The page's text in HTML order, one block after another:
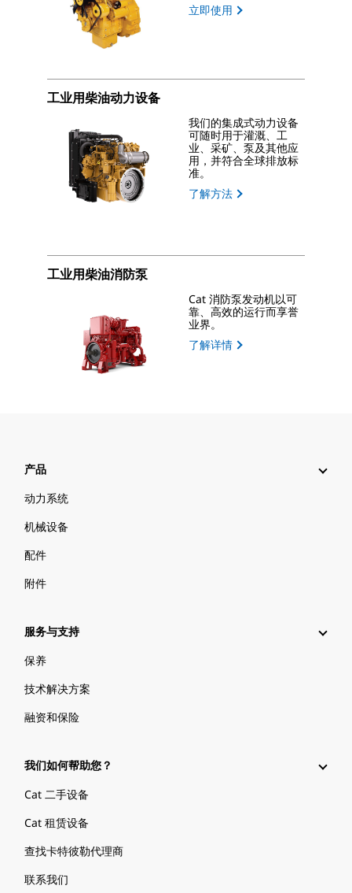
立即使用
工业用柴油动力设备
我们的集成式动力设备
可随时用于灌溉、工
业、采矿、泵及其他应
用，并符合全球排放标
准。
了解方法
工业用柴油消防泵
Cat 消防泵发动机以可
靠、高效的运行而享誉
业界。
了解详情
产品
动力系统
机械设备
配件
附件
服务与支持
保养
技术解决方案
融资和保险
我们如何帮助您？
Cat 二手设备
Cat 租赁设备
查找卡特彼勒代理商
联系我们